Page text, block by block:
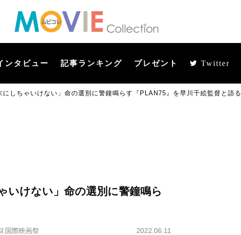
ンタビュー 記事ランキング プレゼント Twitter
しちゃいけない」命の選別に警鐘鳴らす『PLAN75』を早川千絵監督と語る
いけない」命の選別に警鐘鳴ら
国際映画祭 2022.06.11